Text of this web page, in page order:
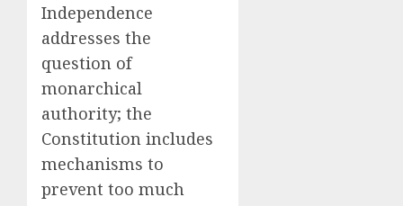
Independence
addresses the
question of
monarchical
authority; the
Constitution includes
mechanisms to
prevent too much